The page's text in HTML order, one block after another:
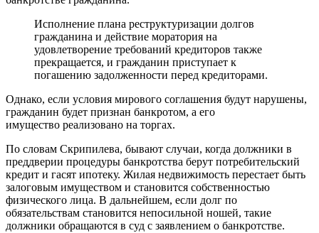
Исполнение плана реструктуризации долгов
гражданина и действие моратория на
удовлетворение требований кредиторов также
прекращается, и гражданин приступает к
погашению задолженности перед кредиторами.
Однако, если условия мирового соглашения будут нарушены,
гражданин будет признан банкротом, а его
имущество реализовано на торгах.
По словам Скрипилева, бывают случаи, когда должники в
преддверии процедуры банкротства берут потребительский
кредит и гасят ипотеку. Жилая недвижимость перестает быть
залоговым имуществом и становится собственностью
физического лица. В дальнейшем, если долг по
обязательствам становится непосильной ношей, такие
должники обращаются в суд с заявлением о банкротстве.